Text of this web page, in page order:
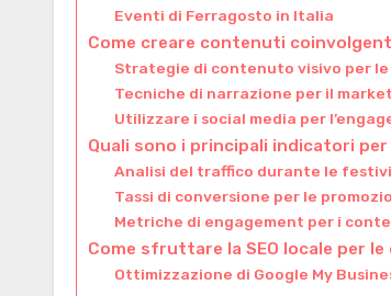
Eventi di Ferragosto in Italia
Come creare contenuti
Strategie di contenuto visivo per
Tecniche di narrazione per il
Utilizzare i social media per
Quali sono i principali indicatori
Analisi del traffico durante le
Tassi di conversione per le
Metriche di engagement per i
Come sfruttare la SEO locale per
Ottimizzazione di Google My